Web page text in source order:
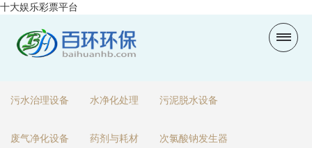
十大娱乐彩票平台
污水治理设备 水净化处理 污泥脱水设备
废气净化设备 药剂与耗材 次氯酸钠发生器